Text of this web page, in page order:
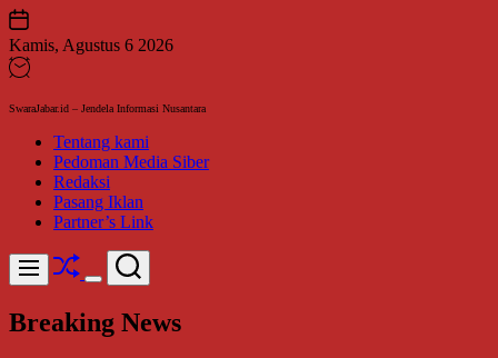
Skip
to
content
Kamis, Agustus 6 2026
SwaraJabar.id – Jendela Informasi Nusantara
Tentang kami
Pedoman Media Siber
Redaksi
Pasang Iklan
Partner’s Link
Menu Shuffle
Switch
mode
Search
Breaking News